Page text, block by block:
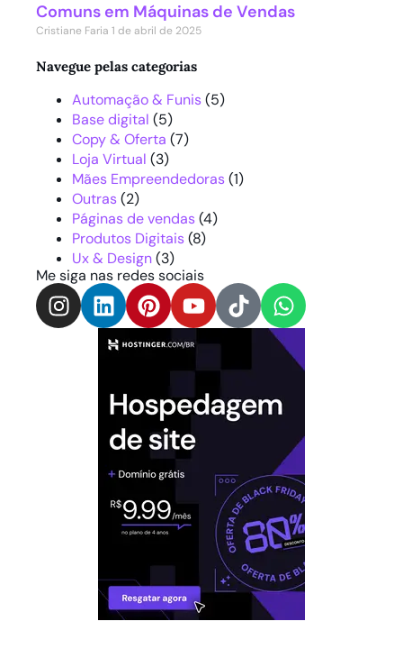
Comuns em Máquinas de Vendas
Cristiane Faria 1 de abril de 2025
Navegue pelas categorias
Automação & Funis(5)
Base digital (5)
Copy & Oferta (7)
Loja Virtual (3)
Mães Empreendedoras(1)
Outras(2)
Páginas de vendas(4)
Produtos Digitais(8)
Ux & Design(3)
Me siga nas redes sociais